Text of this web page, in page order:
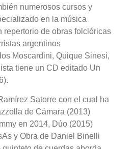
numerosos cursos y
en la música
repertorio de obras folclóricas
argentinos
Moscardini, Quique Sinesi,
tiene un CD editado Un
Satorre con el cual ha
de Cámara (2013)
en 2014, Dúo (2015)
y Obra de Daniel Binelli